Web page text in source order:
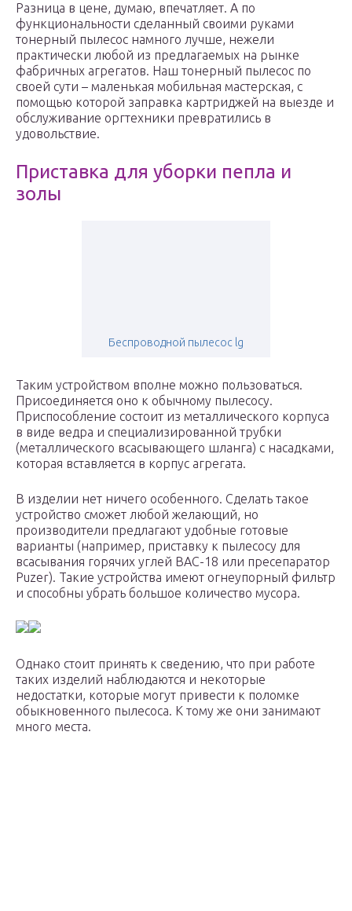
Разница в цене, думаю, впечатляет. А по
функциональности сделанный своими руками
тонерный пылесос намного лучше, нежели
практически любой из предлагаемых на рынке
фабричных агрегатов. Наш тонерный пылесос по
своей сути – маленькая мобильная мастерская, с
помощью которой заправка картриджей на выезде и
обслуживание оргтехники превратились в
удовольствие.
Приставка для уборки пепла и
золы
Беспроводной пылесос lg
Таким устройством вполне можно пользоваться.
Присоединяется оно к обычному пылесосу.
Приспособление состоит из металлического корпуса
в виде ведра и специализированной трубки
(металлического всасывающего шланга) с насадками,
которая вставляется в корпус агрегата.
В изделии нет ничего особенного. Сделать такое
устройство сможет любой желающий, но
производители предлагают удобные готовые
варианты (например, приставку к пылесосу для
всасывания горячих углей ВАС-18 или пресепаратор
Puzer). Такие устройства имеют огнеупорный фильтр
и способны убрать большое количество мусора.
Однако стоит принять к сведению, что при работе
таких изделий наблюдаются и некоторые
недостатки, которые могут привести к поломке
обыкновенного пылесоса. К тому же они занимают
много места.